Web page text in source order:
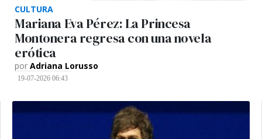
CULTURA
Mariana Eva Pérez: La Princesa
Montonera regresa con una novela
erótica
por Adriana Lorusso
19-07-2026 06:43